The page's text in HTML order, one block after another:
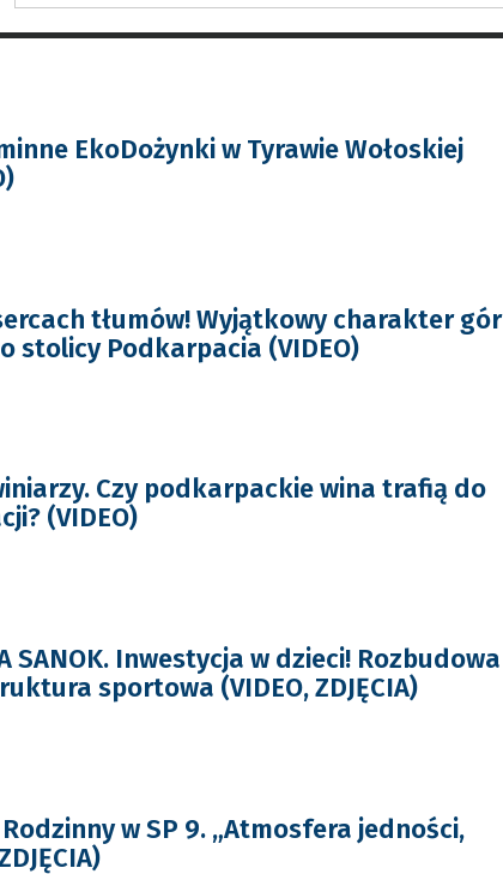
EkoDożynki w Tyrawie Wołoskiej
tłumów! Wyjątkowy charakter gór
stolicy Podkarpacia (VIDEO)
Czy podkarpackie wina trafią do
(VIDEO)
SANOK. Inwestycja w dzieci! Rozbudowa
sportowa (VIDEO, ZDJĘCIA)
w SP 9. „Atmosfera jedności,